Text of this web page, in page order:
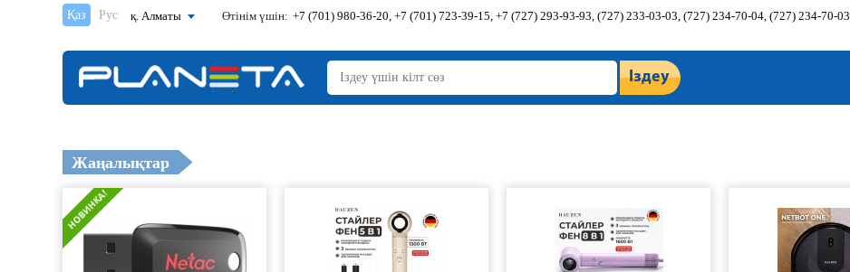
Қаз Рус қ. Алматы Өтінім үшін: +7 (701) 980-36-20, +7 (701) 723-39-15, +7 (727) 293-93-93, (727) 233-03-03, (727) 234-70-04, (727) 234-70-03
Іздеу
Жаңалықтар